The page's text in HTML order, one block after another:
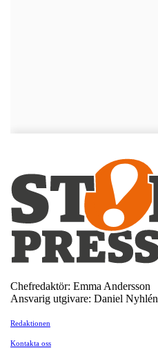
Chefredaktör: Emma Andersson
Ansvarig utgivare: Daniel Nyhlén
Redaktionen
Kontakta oss